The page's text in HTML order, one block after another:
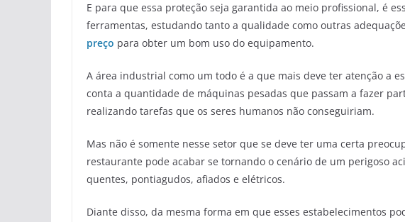
E para que essa proteção seja garantida ao meio profissional, é
ferramentas, estudando tanto a qualidade como outras
preço para obter um bom uso do equipamento.
A área industrial como um todo é a que mais deve ter atenção a
conta a quantidade de máquinas pesadas que passam a fazer
realizando tarefas que os seres humanos não conseguiriam.
Mas não é somente nesse setor que se deve ter uma certa
restaurante pode acabar se tornando o cenário de um perigoso
quentes, pontiagudos, afiados e elétricos.
Diante disso, da mesma forma em que esses estabelecimentos